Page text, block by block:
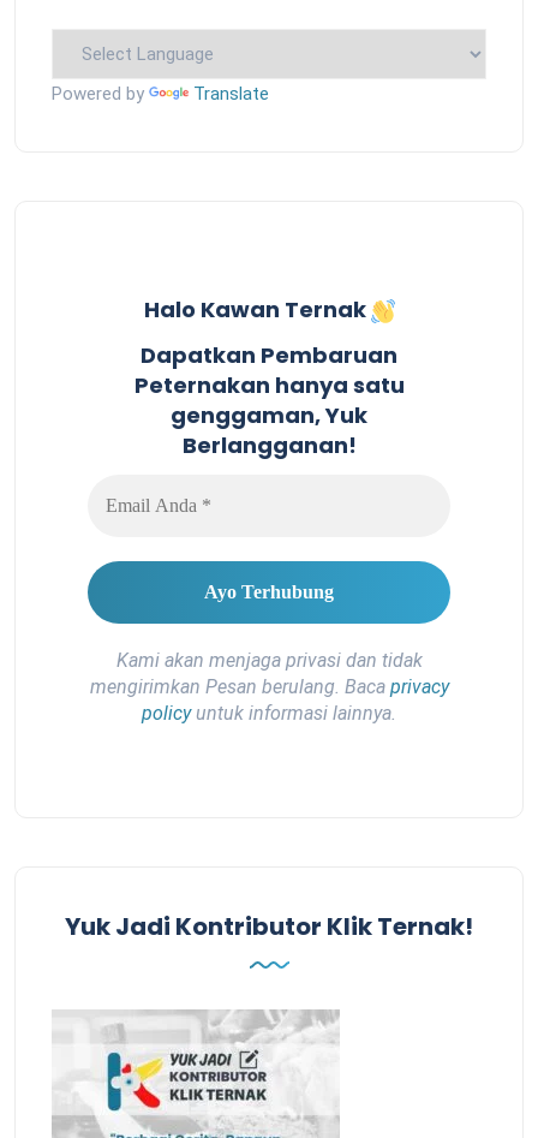
Powered by Translate
Halo Kawan Ternak
Dapatkan Pembaruan
Peternakan hanya satu
genggaman, Yuk
Berlangganan!
Kami akan menjaga privasi dan tidak
mengirimkan Pesan berulang. Baca privacy
policyuntuk informasi lainnya.
Yuk Jadi Kontributor Klik Ternak!